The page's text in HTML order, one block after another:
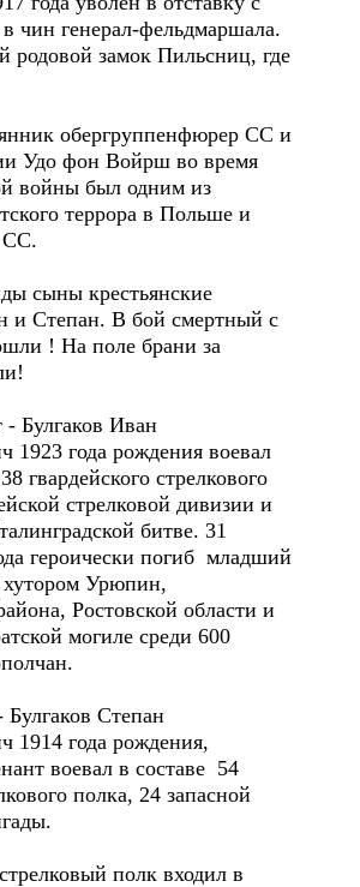
чин генерал-фельдмаршала.
родовой замок Пильсниц, где
обергруппенфюрер СС и
Удо фон Войрш во время
войны был одним из
террора в Польше и
СС.
сыны крестьянские
и Степан. В бой смертный с
! На поле брани за
Булгаков Иван
1923 года рождения воевал
гвардейского стрелкового
стрелковой дивизии и
битве. 31
героически погиб младший
Урюпин,
Ростовской области и
могиле среди 600
Степан
1914 года рождения,
воевал в составе 54
полка, 24 запасной
полк входил в